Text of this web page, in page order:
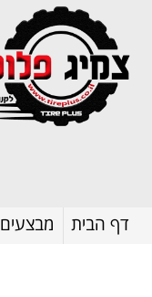
דף הבית מבצעים